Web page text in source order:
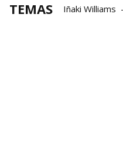
TEMAS Iñaki Williams